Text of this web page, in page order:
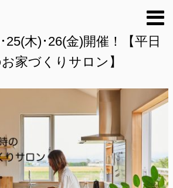
25(木)･26(金)開催！【平日
家づくりサロン】